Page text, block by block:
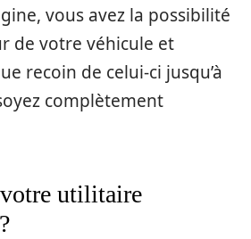
vous avez la possibilité
de votre véhicule et
recoin de celui-ci jusqu’à
complètement
utilitaire